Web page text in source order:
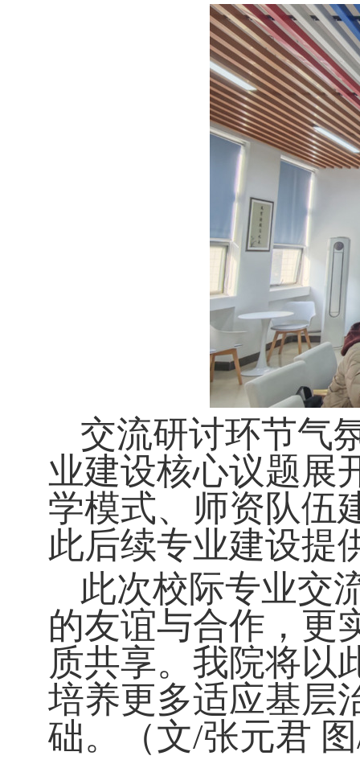
交流研讨环节气
业建设核心议题展
学模式、师资队伍
此后续专业建设提
此次校际专业交
的友谊与合作，更
质共享。我院将以
培养更多适应基层
础。
（文/张元君